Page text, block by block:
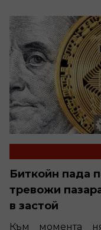
Биткойн пада
тревожи
в застой
Към момента